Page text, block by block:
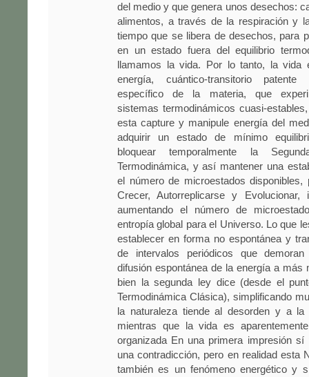
del medio y que genera unos desechos:
alimentos, a través de la respiración y
tiempo que se libera de desechos, para
en un estado fuera del equilibrio
llamamos la vida. Por lo tanto, la vida
energía, cuántico-transitorio
específico de la materia, que
sistemas termodinámicos cuasi-
esta capture y manipule energía del
adquirir un estado de mínimo
bloquear temporalmente la
Termodinámica, y así mantener una
el número de microestados disponibles,
Crecer, Autorreplicarse y Evolucionar,
aumentando el número de
entropía global para el Universo. Lo que
establecer en forma no espontánea y
de intervalos periódicos que
difusión espontánea de la energía a más
bien la segunda ley dice (desde el
Termodinámica Clásica), simplificando
la naturaleza tiende al desorden y a la
mientras que la vida es
organizada En una primera impresión sí
una contradicción, pero en realidad esta
también es un fenómeno energético y